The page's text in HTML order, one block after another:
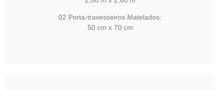
02 Porta-travesseiros Matelados:
50 cm x 70 cm